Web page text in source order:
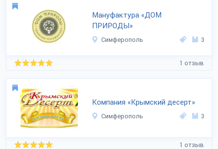
Мануфактура «ДОМ
ПРИРОДЫ»
Симферополь 3
1 отзыв
Компания «Крымский десерт»
Симферополь 3
1 отзыв